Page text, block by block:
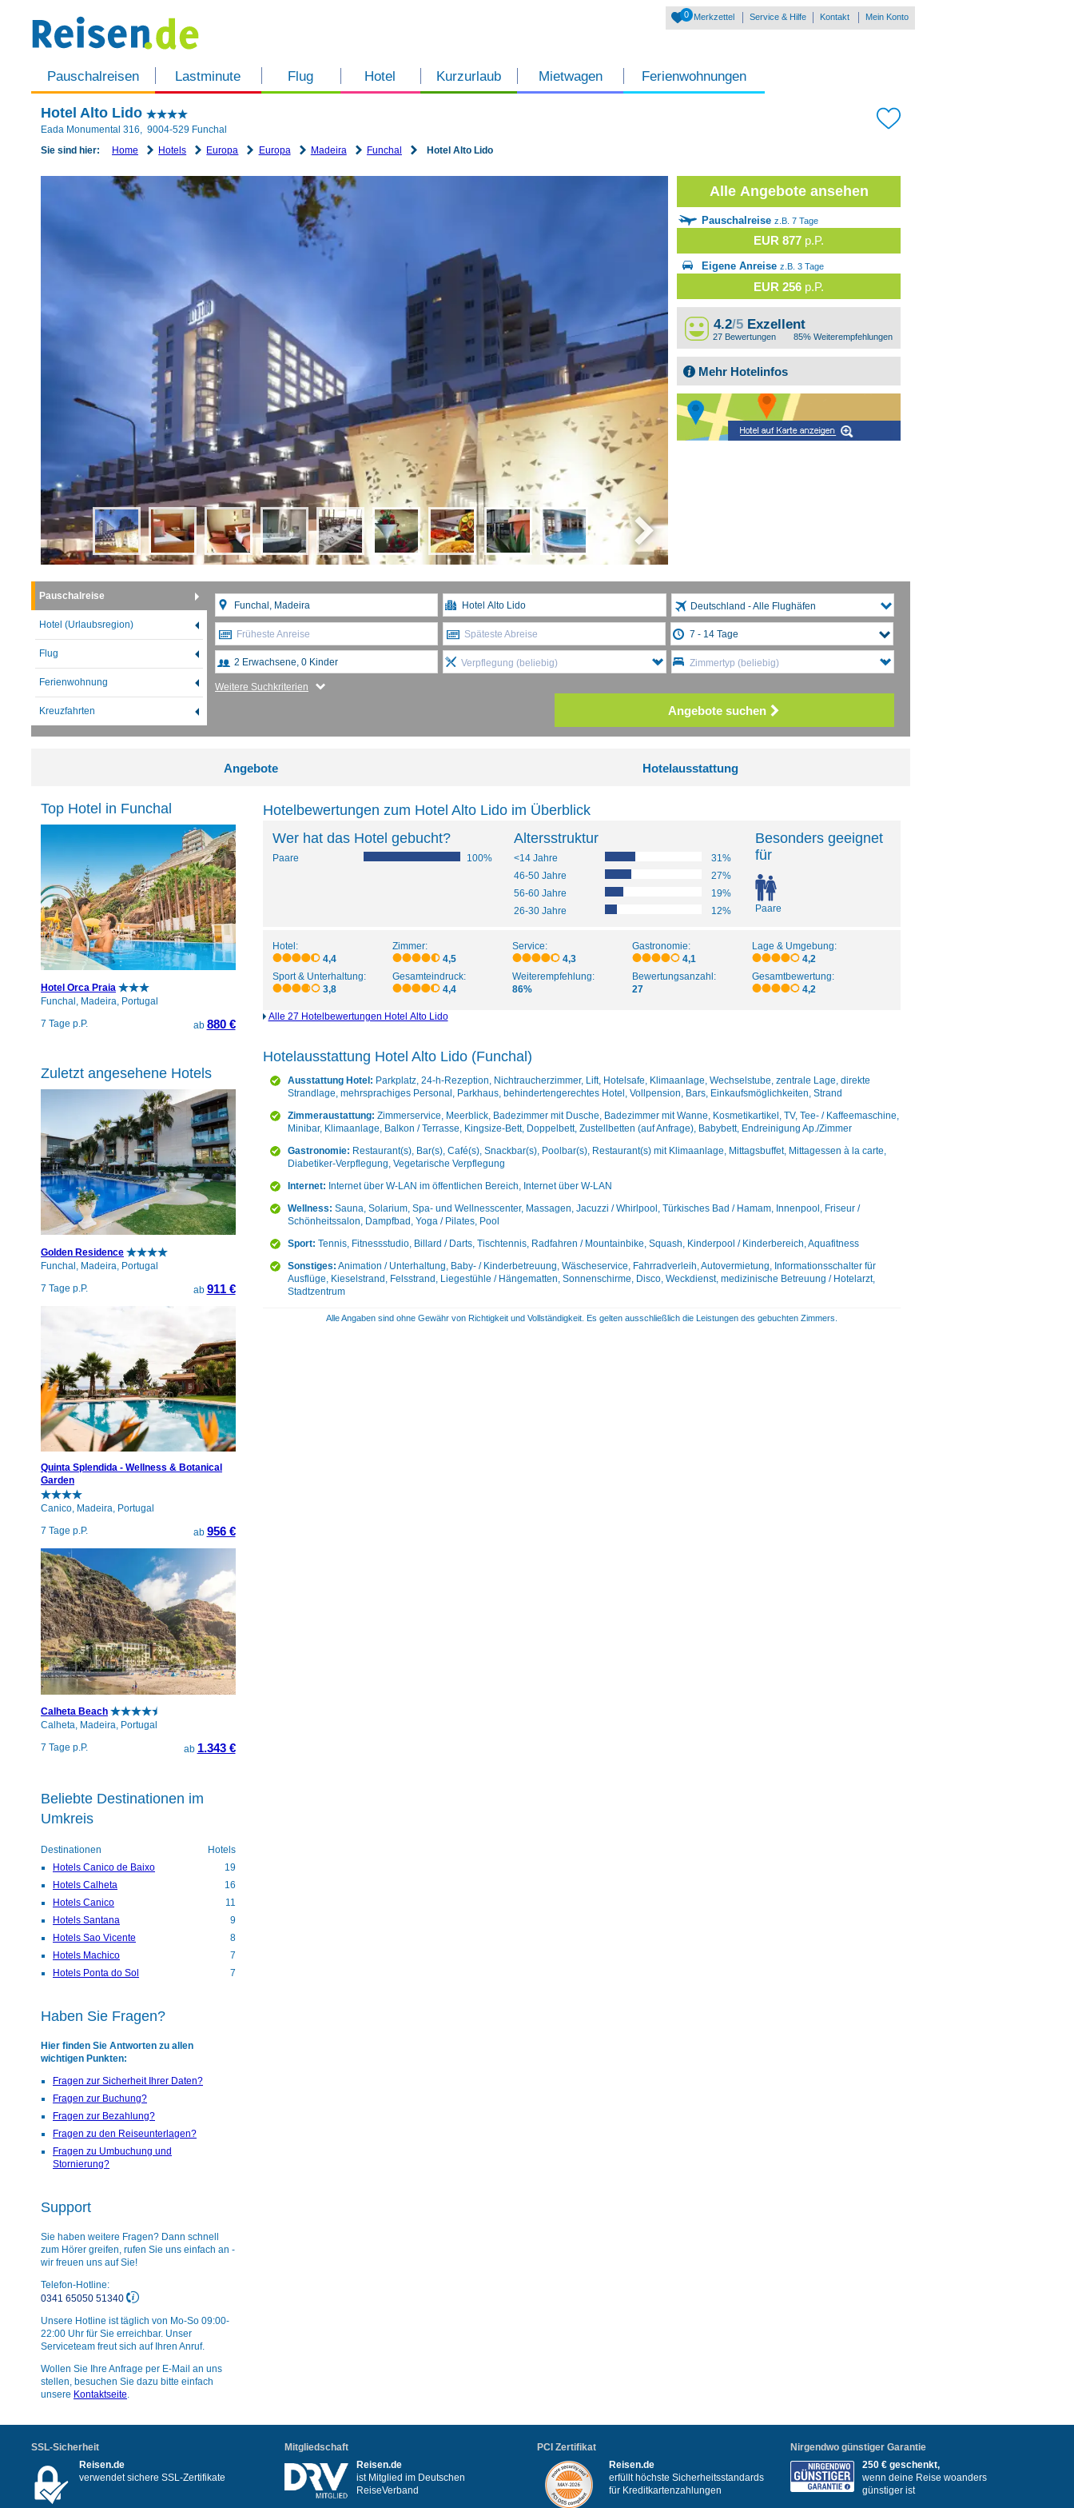
Pauschalreisen Lastminute Flug Hotel Kurzurlaub Mietwagen Ferienwohnungen
0 Merkzettel Service & Hilfe Kontakt Mein Konto
Hotel Alto Lido
Eada Monumental 316, 9004-529 Funchal
Sie sind hier:
Home Hotels Europa Europa Madeira Funchal Hotel Alto Lido
Alle Angebote ansehen
Pauschalreise z.B. 7 Tage
EUR 877 p.P.
Eigene Anreise z.B. 3 Tage
EUR 256 p.P.
4.2/5 Exzellent
27 Bewertungen 85% Weiterempfehlungen
Mehr Hotelinfos
Pauschalreise
Hotel (Urlaubsregion)
Flug
Ferienwohnung
Kreuzfahrten
Deutschland - Alle Flughäfen
Früheste Anreise Späteste Abreise
Verpflegung (beliebig) Zimmertyp (beliebig)
Weitere Suchkriterien
Angebote suchen
Angebote Hotelausstattung
Hotelbewertungen zum Hotel Alto Lido im Überblick
Wer hat das Hotel gebucht?
Paare 100%
Altersstruktur
<14 Jahre
31%
46-50 Jahre
27%
56-60 Jahre
19%
26-30 Jahre
12%
Besonders geeignet
für
Paare
Hotel:
4,4
Zimmer:
4,5
Service:
4,3
Gastronomie:
4,1
Lage & Umgebung:
4,2
Sport & Unterhaltung:
3,8
Gesamteindruck:
4,4
Weiterempfehlung:
86%
Bewertungsanzahl:
27
Gesamtbewertung:
4,2
Alle 27 Hotelbewertungen Hotel Alto Lido
Hotelausstattung Hotel Alto Lido (Funchal)
Ausstattung Hotel: Parkplatz, 24-h-Rezeption, Nichtraucherzimmer, Lift, Hotelsafe, Klimaanlage, Wechselstube, zentrale Lage, direkte
Strandlage, mehrsprachiges Personal, Parkhaus, behindertengerechtes Hotel, Vollpension, Bars, Einkaufsmöglichkeiten, Strand
Zimmeraustattung: Zimmerservice, Meerblick, Badezimmer mit Dusche, Badezimmer mit Wanne, Kosmetikartikel, TV, Tee- / Kaffeemaschine,
Minibar, Klimaanlage, Balkon / Terrasse, Kingsize-Bett, Doppelbett, Zustellbetten (auf Anfrage), Babybett, Endreinigung Ap./Zimmer
Gastronomie: Restaurant(s), Bar(s), Café(s), Snackbar(s), Poolbar(s), Restaurant(s) mit Klimaanlage, Mittagsbuffet, Mittagessen à la carte,
Diabetiker-Verpflegung, Vegetarische Verpflegung
Internet: Internet über W-LAN im öffentlichen Bereich, Internet über W-LAN
Wellness: Sauna, Solarium, Spa- und Wellnesscenter, Massagen, Jacuzzi / Whirlpool, Türkisches Bad / Hamam, Innenpool, Friseur /
Schönheitssalon, Dampfbad, Yoga / Pilates, Pool
Sport: Tennis, Fitnessstudio, Billard / Darts, Tischtennis, Radfahren / Mountainbike, Squash, Kinderpool / Kinderbereich, Aquafitness
Sonstiges: Animation / Unterhaltung, Baby- / Kinderbetreuung, Wäscheservice, Fahrradverleih, Autovermietung, Informationsschalter für
Ausflüge, Kieselstrand, Felsstrand, Liegestühle / Hängematten, Sonnenschirme, Disco, Weckdienst, medizinische Betreuung / Hotelarzt,
Stadtzentrum
Alle Angaben sind ohne Gewähr von Richtigkeit und Vollständigkeit. Es gelten ausschließlich die Leistungen des gebuchten Zimmers.
Top Hotel in Funchal
Hotel Orca Praia
Funchal, Madeira, Portugal
7 Tage p.P.
ab 880 €
Zuletzt angesehene Hotels
Golden Residence
Funchal, Madeira, Portugal
7 Tage p.P.
ab 911 €
Quinta Splendida - Wellness & Botanical
Garden
Canico, Madeira, Portugal
7 Tage p.P.
ab 956 €
Calheta Beach
Calheta, Madeira, Portugal
7 Tage p.P.
ab 1.343 €
Beliebte Destinationen im
Umkreis
Destinationen
Hotels
Hotels Canico de Baixo
19
Hotels Calheta
16
Hotels Canico
11
Hotels Santana
9
Hotels Sao Vicente
8
Hotels Machico
7
Hotels Ponta do Sol
7
Haben Sie Fragen?
Hier finden Sie Antworten zu allen
wichtigen Punkten:
Fragen zur Sicherheit Ihrer Daten?
Fragen zur Buchung?
Fragen zur Bezahlung?
Fragen zu den Reiseunterlagen?
Fragen zu Umbuchung und
Stornierung?
Support
Sie haben weitere Fragen? Dann schnell
zum Hörer greifen, rufen Sie uns einfach an -
wir freuen uns auf Sie!
Telefon-Hotline:
0341 65050 51340
Unsere Hotline ist täglich von Mo-So 09:00-
22:00 Uhr für Sie erreichbar. Unser
Serviceteam freut sich auf Ihren Anruf.
Wollen Sie Ihre Anfrage per E-Mail an uns
stellen, besuchen Sie dazu bitte einfach
unsere Kontaktseite.
SSL-Sicherheit
Reisen.de
verwendet sichere SSL-Zertifikate
Mitgliedschaft
Reisen.de
ist Mitglied im Deutschen
ReiseVerband
PCI Zertifikat
Reisen.de
erfüllt höchste Sicherheitsstandards
für Kreditkartenzahlungen
Nirgendwo günstiger Garantie
250 € geschenkt,
wenn deine Reise woanders
günstiger ist